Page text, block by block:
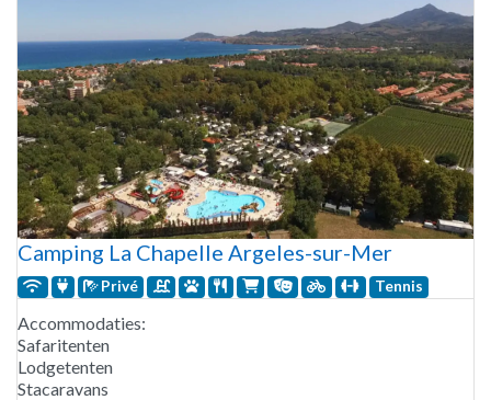
Camping La Chapelle Argeles-sur-Mer
Privé Tennis
Accommodaties:
Safaritenten
Lodgetenten
Stacaravans